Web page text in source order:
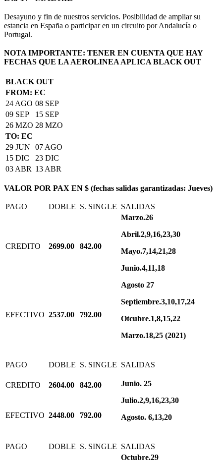
Desayuno y fin de nuestros servicios. Posibilidad de ampliar su
estancia en España o participar en un circuito por Andalucía o
Portugal.
NOTA IMPORTANTE: TENER EN CUENTA QUE HAY
FECHAS QUE LA AEROLINEA APLICA BLACK OUT
BLACK OUT
FROM: EC
24 AGO 08 SEP
09 SEP
15 SEP
26 MZO 28 MZO
TO: EC
29 JUN
07 AGO
15 DIC
23 DIC
03 ABR 13 ABR
VALOR POR PAX EN $ (fechas salidas garantizadas: Jueves)
PAGO DOBLE S. SINGLE SALIDAS
CREDITO 2699.00 842.00
Marzo.26
Abril.2,9,16,23,30
Mayo.7,14,21,28
Junio.4,11,18
Agosto 27
Septiembre.3,10,17,24
Otcubre.1,8,15,22
Marzo.18,25 (2021)
EFECTIVO 2537.00 792.00
PAGO DOBLE S. SINGLE SALIDAS
CREDITO 2604.00 842.00
Junio. 25
Julio.2,9,16,23,30
Agosto. 6,13,20
EFECTIVO 2448.00 792.00
PAGO DOBLE S. SINGLE SALIDAS
Octubre.29